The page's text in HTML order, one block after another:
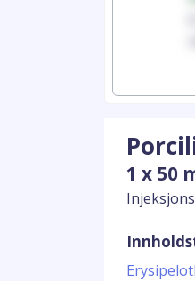
1 x 50